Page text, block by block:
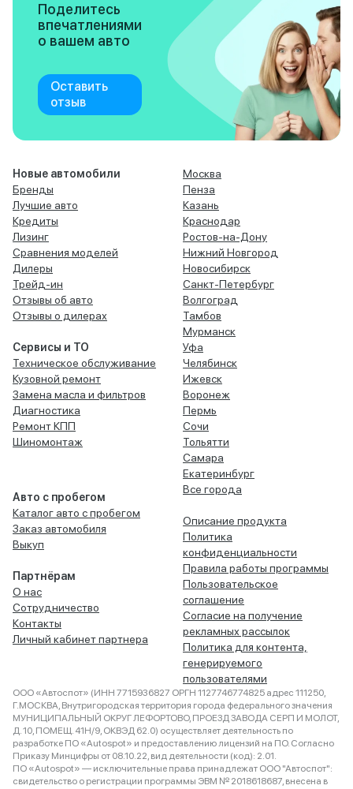
Поделитесь
впечатлениями
о вашем авто
Оставить
отзыв
Новые автомобили
Бренды
Лучшие авто
Кредиты
Лизинг
Сравнения моделей
Дилеры
Трейд-ин
Отзывы об авто
Отзывы о дилерах
Сервисы и ТО
Техническое обслуживание
Кузовной ремонт
Замена масла и фильтров
Диагностика
Ремонт КПП
Шиномонтаж
Авто с пробегом
Каталог авто с пробегом
Заказ автомобиля
Выкуп
Партнёрам
О нас
Сотрудничество
Контакты
Личный кабинет партнера
Москва
Пенза
Казань
Краснодар
Ростов-на-Дону
Нижний Новгород
Новосибирск
Санкт-Петербург
Волгоград
Тамбов
Мурманск
Уфа
Челябинск
Ижевск
Воронеж
Пермь
Сочи
Тольятти
Самара
Екатеринбург
Все города
Описание продукта
Политика
конфиденциальности
Правила работы программы
Пользовательское
соглашение
Согласие на получение
рекламных рассылок
Политика для контента,
генерируемого
пользователями
ООО «Автоспот» (ИНН 7715936827 ОРГН 1127746774825 адрес 111250,
Г.МОСКВА, Внутригородская территория города федерального значения
МУНИЦИПАЛЬНЫЙ ОКРУГ ЛЕФОРТОВО, ПРОЕЗД ЗАВОДА СЕРП И МОЛОТ,
Д. 10, ПОМЕЩ. 41Н/9, ОКВЭД 62.0) осуществляет деятельность по
разработке ПО «Autospot» и предоставлению лицензий на ПО. Согласно
Приказу Минцифры от 08.10.22, вид деятельности (код): 2.01.
ПО «Autospot» — исключительные права принадлежат ООО "Автоспот":
свидетельство о регистрации программы ЭВМ № 2018618687, внесена в